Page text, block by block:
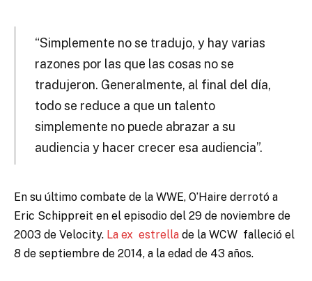
“Simplemente no se tradujo, y hay varias
razones por las que las cosas no se
tradujeron. Generalmente, al final del día,
todo se reduce a que un talento
simplemente no puede abrazar a su
audiencia y hacer crecer esa audiencia”.
En su último combate de la WWE, O’Haire derrotó a
Eric Schippreit en el episodio del 29 de noviembre de
2003 de Velocity. La ex estrella de la WCW falleció el
8 de septiembre de 2014, a la edad de 43 años.